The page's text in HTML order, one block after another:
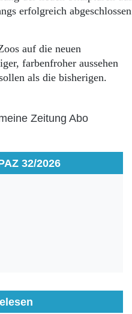
erfolgreich abgeschlossen
auf die neuen
farbenfroher aussehen
als die bisherigen.
32/2026